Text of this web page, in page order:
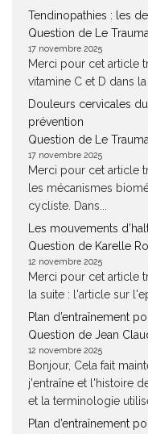
Tendinopathies : les
Question de Le
17 novembre 2025
Merci pour cet article
vitamine C et D dans la
Douleurs cervicales
prévention
Question de Le
17 novembre 2025
Merci pour cet article
les mécanismes
cycliste. Dans...
Les mouvements
Question de Karelle
12 novembre 2025
Merci pour cet article
la suite : l'article sur
Plan d’entraînement
Question de Jean
12 novembre 2025
Bonjour, Cela fait
j'entraîne et l'histoire
et la terminologie
Plan d’entraînement